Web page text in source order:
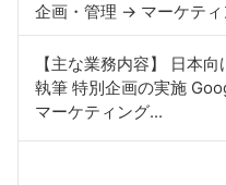
企画・管理 → マーケティ
【主な業務内容】 日本
執筆 特別企画の実施
マーケティング...